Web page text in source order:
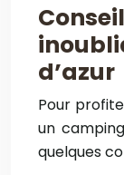
d’azur
Pour
un
quelques